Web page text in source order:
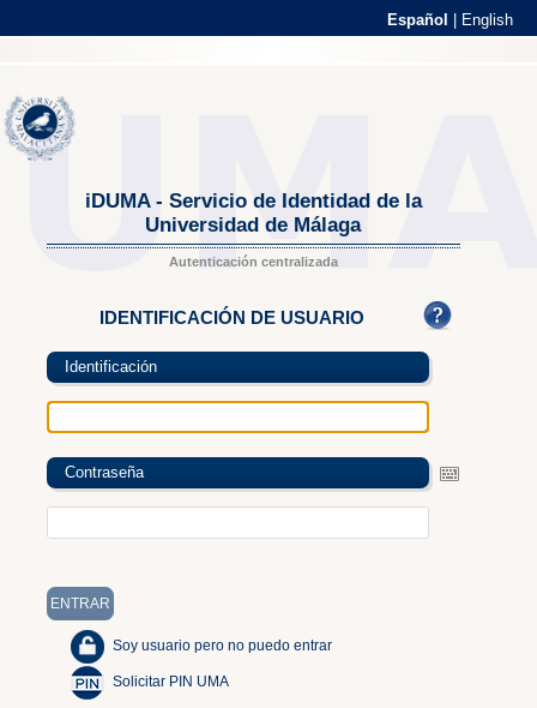
Español English
iDUMA - Servicio de Identidad de la
Universidad de Málaga
Autenticación centralizada
IDENTIFICACIÓN DE USUARIO
Identificación
Contraseña
Soy usuario pero no puedo entrar
Solicitar PIN UMA